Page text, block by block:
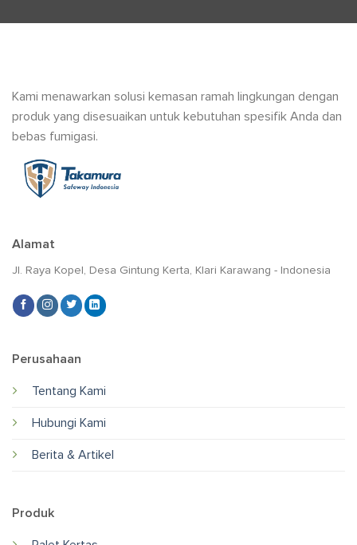
Kami menawarkan solusi kemasan ramah lingkungan dengan
produk yang disesuaikan untuk kebutuhan spesifik Anda dan
bebas fumigasi.
Perusahaan
Tentang Kami
Hubungi Kami
Berita & Artikel
Produk
Alamat
Jl. Raya Kopel, Desa Gintung Kerta, Klari Karawang - Indonesia